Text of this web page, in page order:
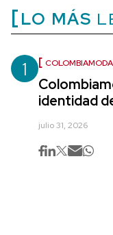
LO MÁS
1
identidad
julio 31, 2026